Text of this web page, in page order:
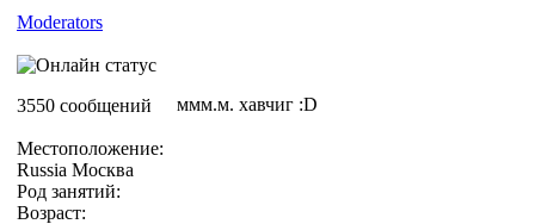
Moderators
3550 сообщений
Местоположение:
Russia Москва
Род занятий:
Возраст:
ммм.м. хавчиг :D